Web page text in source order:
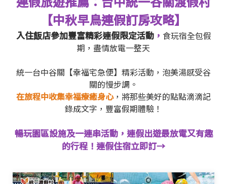
【中秋早鳥連假訂房攻略】
入住飯店參加豐富精彩連假限定活動， 食玩宿全包假
期，盡情放電一整天
統一台中谷關【幸福宅急便】精彩活動，泡美湯感受谷
關的慢步調。
在旅程中收集幸福療癒身心，將那些美好的點點滴滴記
錄成文字，豐富假期體驗！
暢玩園區設施及一連串活動，連假出遊最放電又有趣
的行程！連假住宿立即訂→